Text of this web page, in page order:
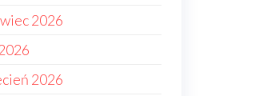
2026
2026